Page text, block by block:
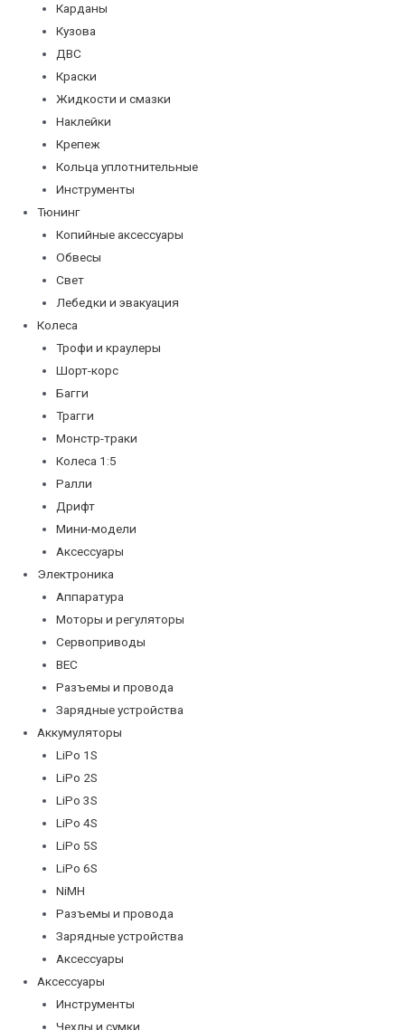
Карданы
Кузова
ДВС
Краски
Жидкости и смазки
Наклейки
Крепеж
Кольца уплотнительные
Инструменты
Тюнинг
Копийные аксессуары
Обвесы
Свет
Лебедки и эвакуация
Колеса
Трофи и краулеры
Шорт-корс
Багги
Трагги
Монстр-траки
Колеса 1:5
Ралли
Дрифт
Мини-модели
Аксессуары
Электроника
Аппаратура
Моторы и регуляторы
Сервоприводы
BEC
Разъемы и провода
Зарядные устройства
Аккумуляторы
LiPo 1S
LiPo 2S
LiPo 3S
LiPo 4S
LiPo 5S
LiPo 6S
NiMH
Разъемы и провода
Зарядные устройства
Аксессуары
Аксессуары
Инструменты
Чехлы и сумки